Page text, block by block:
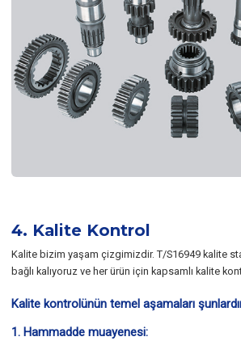
4. Kalite Kontrol
Kalite bizim yaşam çizgimizdir. T/S16949 kalite
bağlı kalıyoruz ve her ürün için kapsamlı kalite
Kalite kontrolünün temel aşamaları
1. Hammadde muayenesi: